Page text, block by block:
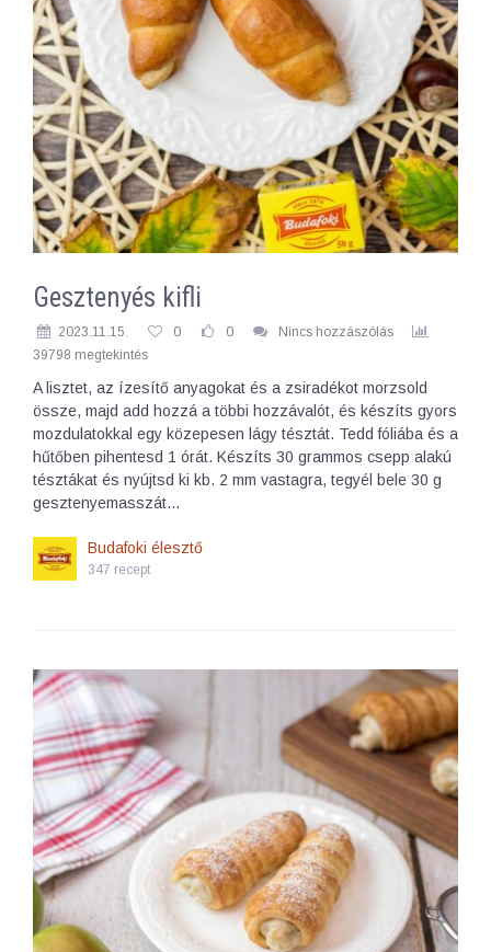
Gesztenyés kifli
2023.11.15. 0 0
Nincs hozzászólás
39798 megtekintés
A lisztet, az ízesítő anyagokat és a zsiradékot morzsold
össze, majd add hozzá a többi hozzávalót, és készíts gyors
mozdulatokkal egy közepesen lágy tésztát. Tedd fóliába és a
hűtőben pihentesd 1 órát. Készíts 30 grammos csepp alakú
tésztákat és nyújtsd ki kb. 2 mm vastagra, tegyél bele 30 g
gesztenyemasszát…
Budafoki élesztő
347 recept